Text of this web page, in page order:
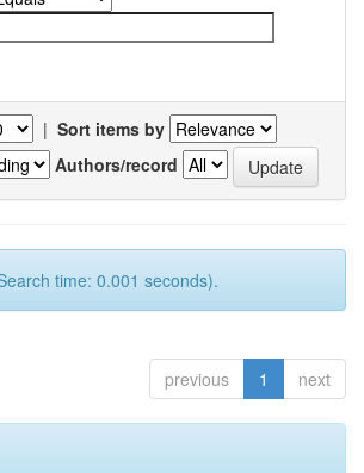
| Sort items by
Authors/record
time: 0.001 seconds).
previous 1 next